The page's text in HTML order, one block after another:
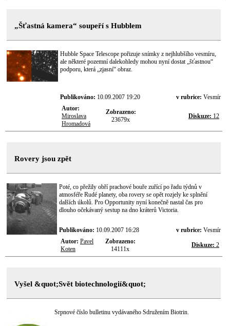
„Šťastná kamera“ soupeří s Hubblem
Hubble Space Telescope pořizuje snímky z nejhlubšího vesmíru,
ale některé pozemní dalekohledy mohou nyní dostat „šťastnou“
podporu, která „zjasní“ obraz.
Publikováno: 10.09.2007 19:20 v rubrice: Vesmír
Autor:
Miroslava
Hromadová
Zobrazeno:
23679x
Diskuze: 12
Rovery jsou zpět
Poté, co přežily obří prachové bouře zuřící po řadu týdnů v
atmosféře Rudé planety, oba rovery se opět rozjely ke splnění
dalších úkolů. Pro Opportunity nyní konečně nastal čas pro
dlouho očekávaný sestup na dno kráterů Victoria.
Publikováno: 10.09.2007 16:28 v rubrice: Vesmír
Autor: Pavel
Koten
Zobrazeno:
14111x
Diskuze: 2
Vyšel &quot;Svět biotechnologií&quot;
Srpnové číslo bulletinu vydávaného Sdružením Biotrin.